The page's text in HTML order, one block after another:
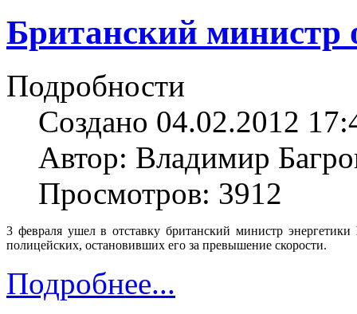
Британский министр
Подробности
Создано 04.02.2012
Автор: Владимир
Просмотров: 3912
3 февраля ушел в отставку британский министр энергетики
полицейских, остановивших его за превышение скорости.
Подробнее...